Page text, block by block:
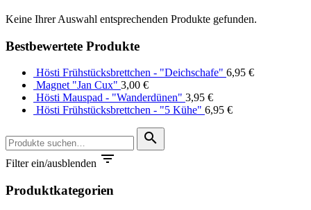
Keine Ihrer Auswahl entsprechenden Produkte gefunden.
Bestbewertete Produkte
Hösti Frühstücksbrettchen - "Deichschafe" 6,95 €
Magnet "Jan Cux" 3,00 €
Hösti Mauspad - "Wanderdünen" 3,95 €
Hösti Frühstücksbrettchen - "5 Kühe" 6,95 €
nach:
search
Filter ein/ausblenden 
Produktkategorien